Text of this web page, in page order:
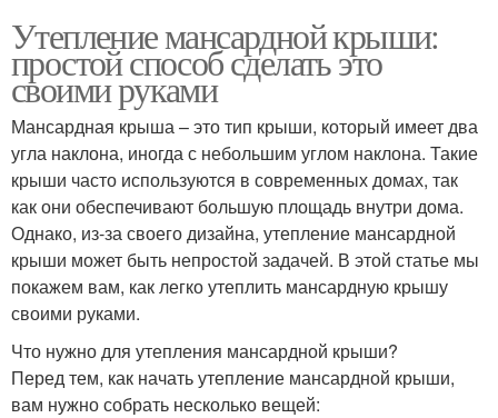
Утепление мансардной крыши:
простой способ сделать это
своими руками
Мансардная крыша – это тип крыши, который имеет два
угла наклона, иногда с небольшим углом наклона. Такие
крыши часто используются в современных домах, так
как они обеспечивают большую площадь внутри дома.
Однако, из-за своего дизайна, утепление мансардной
крыши может быть непростой задачей. В этой статье мы
покажем вам, как легко утеплить мансардную крышу
своими руками.
Что нужно для утепления мансардной крыши?
Перед тем, как начать утепление мансардной крыши,
вам нужно собрать несколько вещей: